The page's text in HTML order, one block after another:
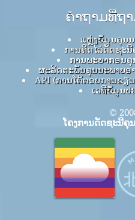
ຄໍາຖາມທີ່ຖ
ແຫຼ່ງຂໍ້ມູນຄຸນ
ການຄິດໄລ່ດັດຊະ
ການພະຍາກອນ
ຜະລິດຕະພັນຄຸນນະພາບອ
API (ການໂຕ້ຕອບການຂຽ
ເວທີຂໍ້ມູນ
©
ໂຄງການດັດຊະນີຄຸ